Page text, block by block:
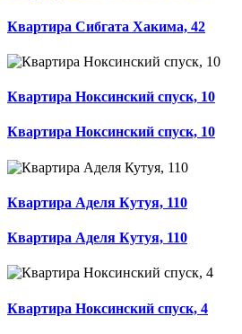
Квартира Сибгата Хакима, 42
Квартира Ноксинский спуск, 10
Квартира Ноксинский спуск, 10
Квартира Аделя Кутуя, 110
Квартира Аделя Кутуя, 110
Квартира Ноксинский спуск, 4